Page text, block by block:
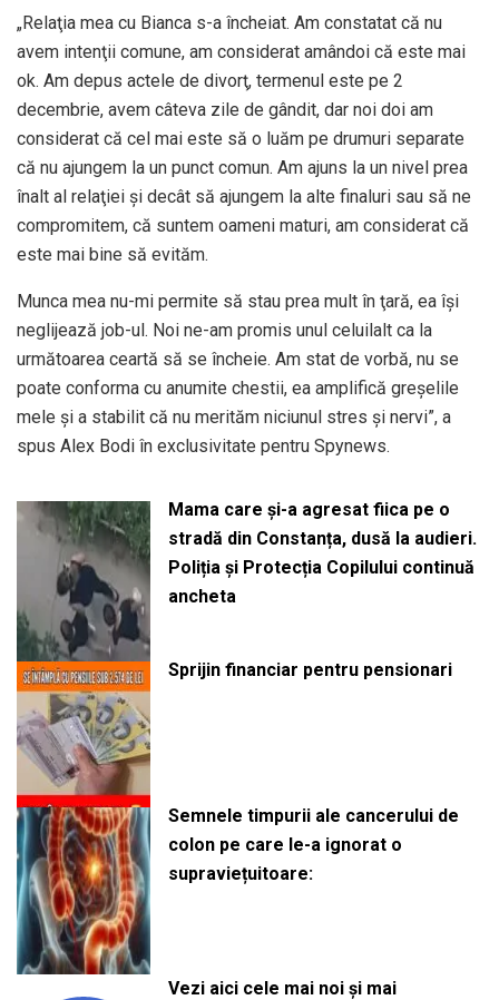
„Relaţia mea cu Bianca s-a încheiat. Am constatat că nu
avem intenţii comune, am considerat amândoi că este mai
ok. Am depus actele de divorţ, termenul este pe 2
decembrie, avem câteva zile de gândit, dar noi doi am
considerat că cel mai este să o luăm pe drumuri separate
că nu ajungem la un punct comun. Am ajuns la un nivel prea
înalt al relaţiei şi decât să ajungem la alte finaluri sau să ne
compromitem, că suntem oameni maturi, am considerat că
este mai bine să evităm.
Munca mea nu-mi permite să stau prea mult în ţară, ea îşi
neglijează job-ul. Noi ne-am promis unul celuilalt ca la
următoarea ceartă să se încheie. Am stat de vorbă, nu se
poate conforma cu anumite chestii, ea amplifică greşelile
mele şi a stabilit că nu merităm niciunul stres şi nervi”, a
spus Alex Bodi în exclusivitate pentru Spynews.
Mama care și-a agresat fiica pe o
stradă din Constanța, dusă la audieri.
Poliția și Protecția Copilului continuă
ancheta
Sprijin financiar pentru pensionari
Semnele timpurii ale cancerului de
colon pe care le-a ignorat o
supraviețuitoare:
Vezi aici cele mai noi și mai